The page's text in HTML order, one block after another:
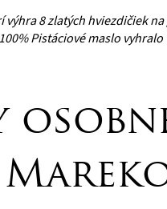
8 zlatých hviezdičiek
Pistáciové maslo